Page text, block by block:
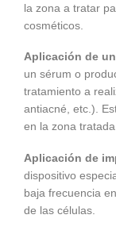
la zona a tratar
cosméticos.
Aplicación de
un sérum o
tratamiento a
antiacné, etc.).
en la zona tratada.
Aplicación de
dispositivo
baja frecuencia
de las células.